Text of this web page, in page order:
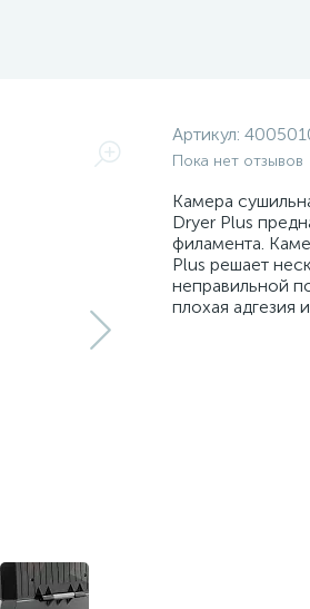
Артикул:
Пока нет отзывов
Камера
Dryer Plus
филамента.
Plus решает
неправильной
плохая адгезия